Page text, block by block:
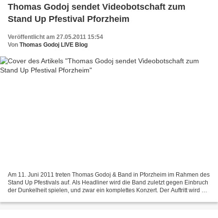
Thomas Godoj sendet Videobotschaft zum
Stand Up Pfestival Pforzheim
Veröffentlicht am 27.05.2011 15:54
Von Thomas Godoj LIVE Blog
Am 11. Juni 2011 treten Thomas Godoj & Band in Pforzheim im Rahmen des
Stand Up Pfestivals auf. Als Headliner wird die Band zuletzt gegen Einbruch
der Dunkelheit spielen, und zwar ein komplettes Konzert. Der Auftritt wird mit